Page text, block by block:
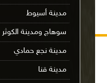
مدينة أسيوط
سوهاج ومدينة الكوثر
مدينة نجع حمادي
مدينة قنا